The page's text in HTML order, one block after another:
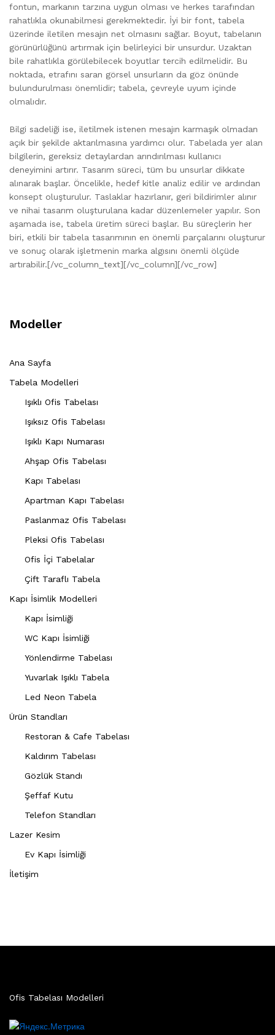
fontun, markanın tarzına uygun olması ve herkes tarafından
rahatlıkla okunabilmesi gerekmektedir. İyi bir font, tabela
üzerinde iletilen mesajın net olmasını sağlar. Boyut, tabelanın
görünürlüğünü artırmak için belirleyici bir unsurdur. Uzaktan
bile rahatlıkla görülebilecek boyutlar tercih edilmelidir. Bu
noktada, etrafını saran görsel unsurların da göz önünde
bulundurulması önemlidir; tabela, çevreyle uyum içinde
olmalıdır.
Bilgi sadeliği ise, iletilmek istenen mesajın karmaşık olmadan
açık bir şekilde aktarılmasına yardımcı olur. Tabelada yer alan
bilgilerin, gereksiz detaylardan arındırılması kullanıcı
deneyimini artırır. Tasarım süreci, tüm bu unsurlar dikkate
alınarak başlar. Öncelikle, hedef kitle analiz edilir ve ardından
konsept oluşturulur. Taslaklar hazırlanır, geri bildirimler alınır
ve nihai tasarım oluşturulana kadar düzenlemeler yapılır. Son
aşamada ise, tabela üretim süreci başlar. Bu süreçlerin her
biri, etkili bir tabela tasarımının en önemli parçalarını oluşturur
ve sonuç olarak işletmenin marka algısını önemli ölçüde
artırabilir.[/vc_column_text][/vc_column][/vc_row]
Modeller
Ana Sayfa
Tabela Modelleri
Işıklı Ofis Tabelası
Işıksız Ofis Tabelası
Işıklı Kapı Numarası
Ahşap Ofis Tabelası
Kapı Tabelası
Apartman Kapı Tabelası
Paslanmaz Ofis Tabelası
Pleksi Ofis Tabelası
Ofis İçi Tabelalar
Çift Taraflı Tabela
Kapı İsimlik Modelleri
Kapı İsimliği
WC Kapı İsimliği
Yönlendirme Tabelası
Yuvarlak Işıklı Tabela
Led Neon Tabela
Ürün Standları
Restoran & Cafe Tabelası
Kaldırım Tabelası
Gözlük Standı
Şeffaf Kutu
Telefon Standları
Lazer Kesim
Ev Kapı İsimliği
İletişim
Ofis Tabelası Modelleri